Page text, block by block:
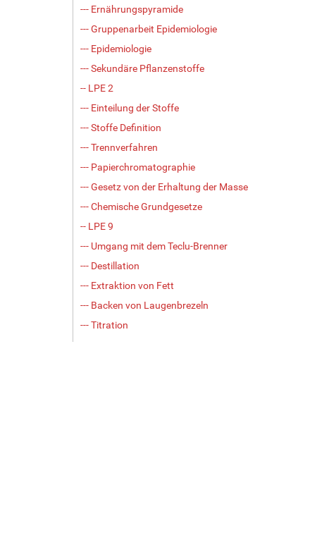
--- Ernährungspyramide
--- Gruppenarbeit Epidemiologie
--- Epidemiologie
--- Sekundäre Pflanzenstoffe
-- LPE 2
--- Einteilung der Stoffe
--- Stoffe Definition
--- Trennverfahren
--- Papierchromatographie
--- Gesetz von der Erhaltung der Masse
--- Chemische Grundgesetze
-- LPE 9
--- Umgang mit dem Teclu-Brenner
--- Destillation
--- Extraktion von Fett
--- Backen von Laugenbrezeln
--- Titration